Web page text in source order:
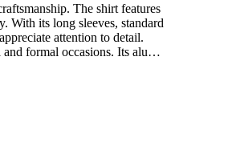
The shirt features
With its long sleeves, standard
attention to detail.
formal occasions. Its alumo